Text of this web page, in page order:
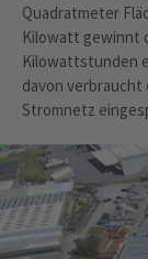
Quadratmeter
Kilowatt gewinnt
Kilowattstunden
davon verbraucht
Stromnetz